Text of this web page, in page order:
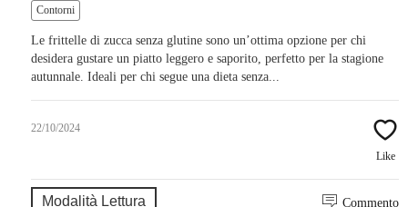
Contorni
Le frittelle di zucca senza glutine sono un’ottima opzione per chi
desidera gustare un piatto leggero e saporito, perfetto per la stagione
autunnale. Ideali per chi segue una dieta senza...
22/10/2024
Like
Modalità Lettura Commento